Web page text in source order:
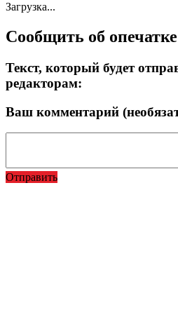
Загрузка...
Сообщить об опечатке
Текст, который будет
редакторам:
Ваш комментарий
Отправить